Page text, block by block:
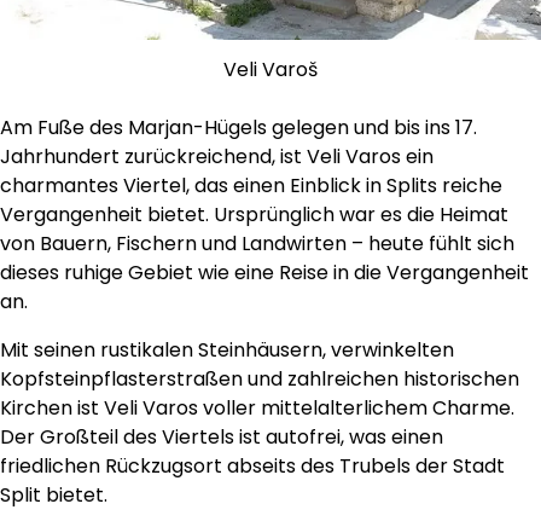
Veli Varoš
Am Fuße des Marjan-Hügels gelegen und bis ins 17.
Jahrhundert zurückreichend, ist Veli Varos ein
charmantes Viertel, das einen Einblick in Splits reiche
Vergangenheit bietet. Ursprünglich war es die Heimat
von Bauern, Fischern und Landwirten – heute fühlt sich
dieses ruhige Gebiet wie eine Reise in die Vergangenheit
an.
Mit seinen rustikalen Steinhäusern, verwinkelten
Kopfsteinpflasterstraßen und zahlreichen historischen
Kirchen ist Veli Varos voller mittelalterlichem Charme.
Der Großteil des Viertels ist autofrei, was einen
friedlichen Rückzugsort abseits des Trubels der Stadt
Split bietet.